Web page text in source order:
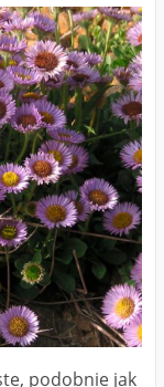
podobnie jak